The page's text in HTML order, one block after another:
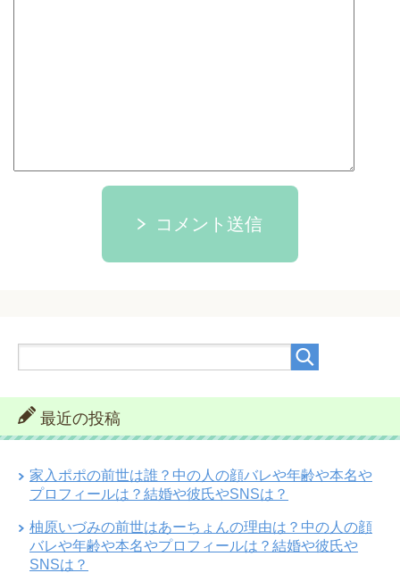
コメント送信
最近の投稿
家入ポポの前世は誰？中の人の顔バレや年齢や本名や
プロフィールは？結婚や彼氏やSNSは？
柚原いづみの前世はあーちょんの理由は？中の人の顔
バレや年齢や本名やプロフィールは？結婚や彼氏や
SNSは？